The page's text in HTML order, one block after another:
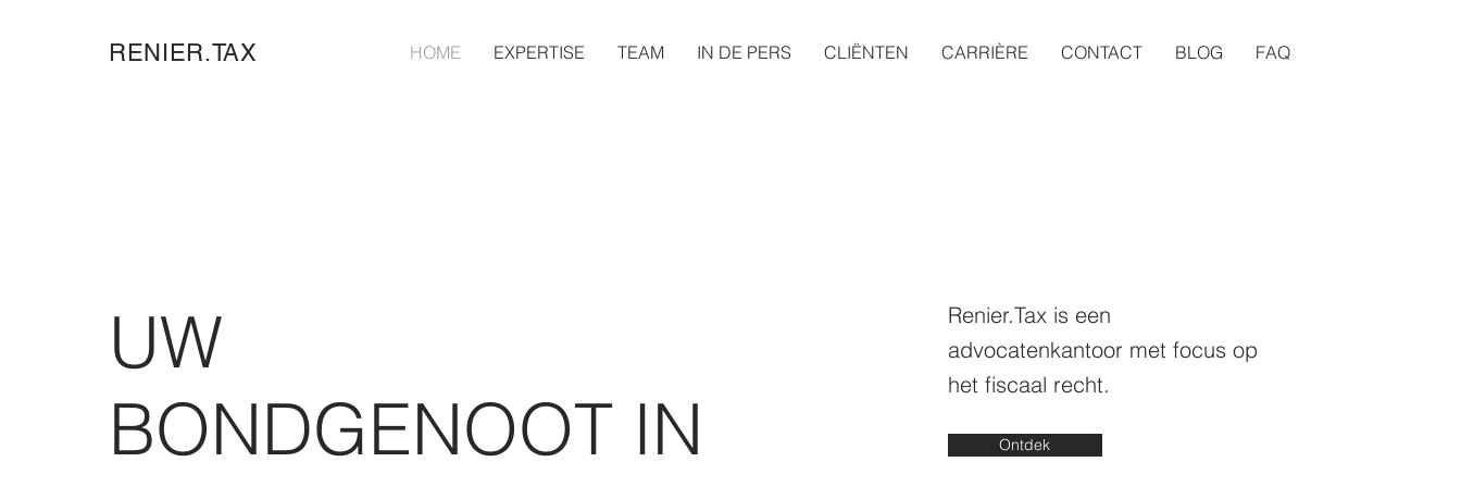
RENIER.TAX HOME EXPERTISE TEAM IN DE PERS CLIËNTEN CARRIÈRE CONTACT BLOG FAQ
UW
BONDGENOOT IN
Renier.Tax is een
advocatenkantoor met focus op
het fiscaal recht.
Ontdek